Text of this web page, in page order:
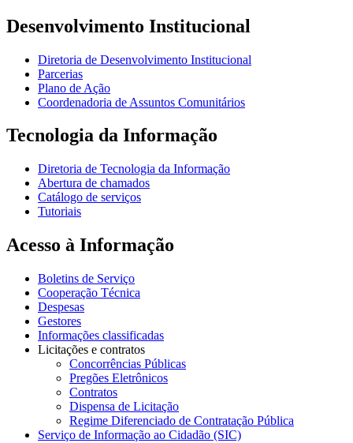
Desenvolvimento Institucional
Diretoria de Desenvolvimento Institucional
Parcerias
Plano de Ação
Coordenadoria de Assuntos Comunitários
Tecnologia da Informação
Diretoria de Tecnologia da Informação
Abertura de chamados
Catálogo de serviços
Tutoriais
Acesso à Informação
Boletins de Serviço
Cooperação Técnica
Despesas
Gestores
Informações classificadas
Licitações e contratos
Concorrências Públicas
Pregões Eletrônicos
Contratos
Dispensa de Licitação
Regime Diferenciado de Contratação Pública
Serviço de Informação ao Cidadão (SIC)